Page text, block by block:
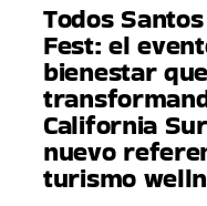
Todos
Fest: el
bienestar
California
nuevo
turismo